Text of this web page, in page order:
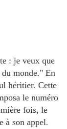
: je veux que
monde." En
héritier. Cette
le numéro
fois, le
à son appel.